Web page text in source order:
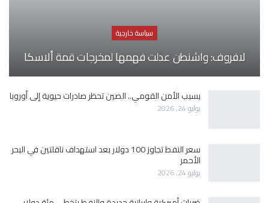
سياسة خارجية
لافروف: واشنطن عدلت فهمها لمخرجات قمة ألاسكا
بسبب الأمن القومي.. الصين تحظر صادرات حيوية إلى أوروبا
يوليو 24, 2026
سعر النفط تجاوز 100 دولار بعد استهداف ناقلتين في البحر
الأحمر
يوليو 24, 2026